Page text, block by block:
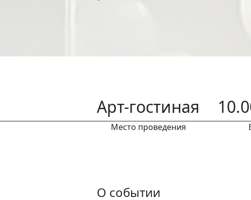
Арт-гостиная
Место проведения
О событии